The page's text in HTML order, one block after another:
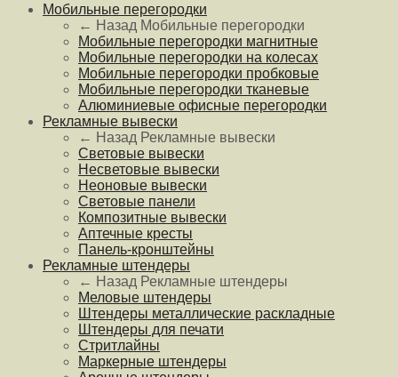
Мобильные перегородки
← Назад Мобильные перегородки
Мобильные перегородки магнитные
Мобильные перегородки на колесах
Мобильные перегородки пробковые
Мобильные перегородки тканевые
Алюминиевые офисные перегородки
Рекламные вывески
← Назад Рекламные вывески
Световые вывески
Несветовые вывески
Неоновые вывески
Световые панели
Композитные вывески
Аптечные кресты
Панель-кронштейны
Рекламные штендеры
← Назад Рекламные штендеры
Меловые штендеры
Штендеры металлические раскладные
Штендеры для печати
Стритлайны
Маркерные штендеры